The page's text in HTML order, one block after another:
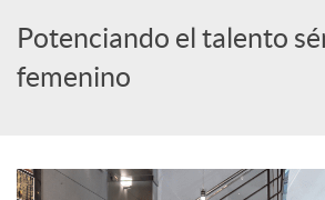
c
a
d
Potenciando el talento
femenino